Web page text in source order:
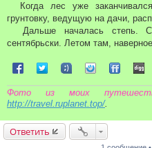
Когда лес уже
грунтовку, ведущую на дачи,
Дальше началась степь.
сентябрьски. Летом там,
Поделиться в Facebook
Поделиться в Twitter
Поделиться в Tuenti
Поделиться в
Фото из моих
http://travel.ruplanet.top/.
Ответить